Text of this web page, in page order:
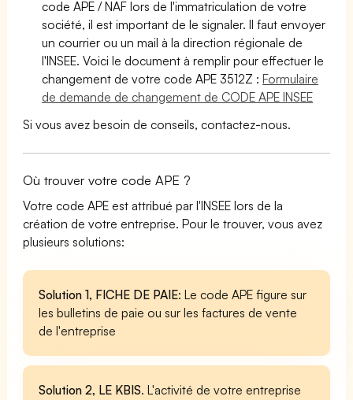
code APE / NAF lors de l'immatriculation de votre
société, il est important de le signaler. Il faut envoyer
un courrier ou un mail à la direction régionale de
l'INSEE. Voici le document à remplir pour effectuer le
changement de votre code APE 3512Z :Formulaire
de demande de changement de CODE APE INSEE
Si vous avez besoin de conseils, contactez-nous.
Où trouver votre code APE ?
Votre code APE est attribué par l'INSEE lors de la
création de votre entreprise. Pour le trouver, vous avez
plusieurs solutions:
Solution 1, FICHE DE PAIE: Le code APE figure sur
les bulletins de paie ou sur les factures de vente
de l'entreprise
Solution 2, LE KBIS. L'activité de votre entreprise